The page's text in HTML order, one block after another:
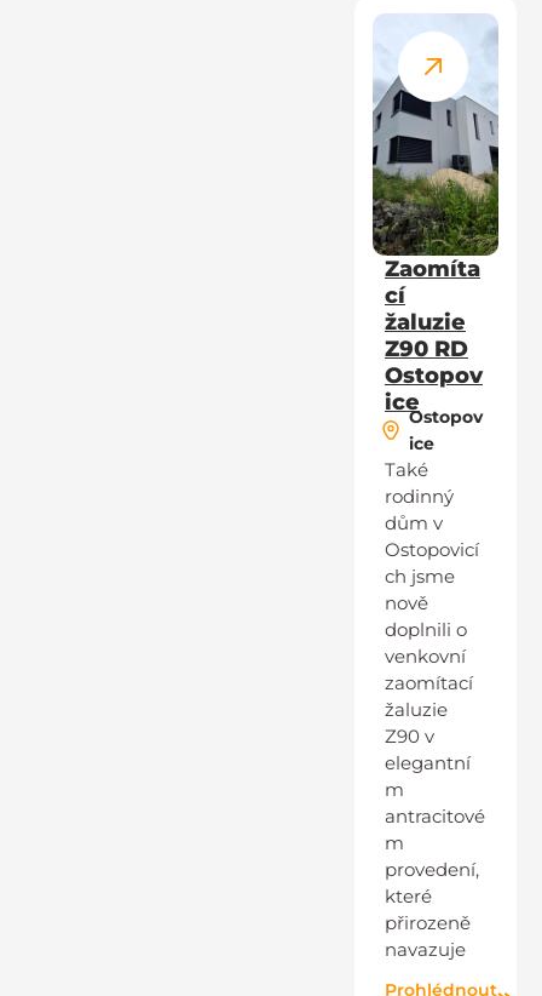
Zaomíta
cí
žaluzie
Z90 RD
Ostopov
ice
Ostopov
ice
Také
rodinný
dům v
Ostopovicí
ch jsme
nově
doplnili o
venkovní
zaomítací
žaluzie
Z90 v
elegantní
m
antracitové
m
provedení,
které
přirozeně
navazuje
Prohlédnout